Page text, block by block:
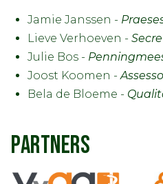
Jamie Janssen -
Lieve Verhoeven -
Julie Bos -
Joost Koomen -
Bela de Bloeme -
PARTNERS